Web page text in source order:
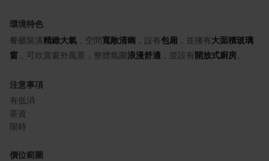
環境特色
餐廳裝潢精緻大氣 ，空間寬敞清幽 ，設有包廂 ，並擁有 大面積玻璃
窗 ，可欣賞窗外風景，整體氛圍浪漫舒適 ，並設有 開放式廚房
注意事項
有低消
茶資
限時
價位範圍